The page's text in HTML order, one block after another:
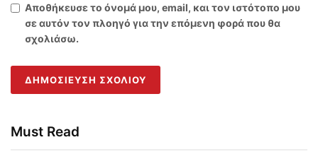
Αποθήκευσε το όνομά μου, email, και τον ιστότοπο μου
σε αυτόν τον πλοηγό για την επόμενη φορά που θα
σχολιάσω.
Must Read